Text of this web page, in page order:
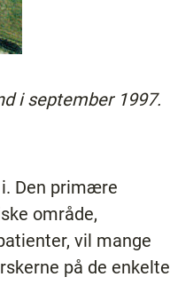
i september 1997.
Den primære
område,
vil mange
på de enkelte